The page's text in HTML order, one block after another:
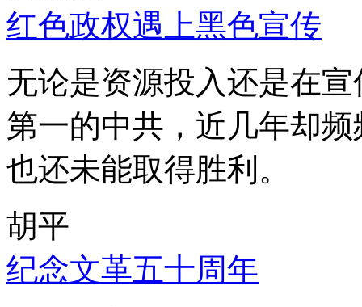
红色政权遇上黑色宣传
无论是资源投入还是在
第一的中共，近几年却
也还未能取得胜利。
胡平
纪念文革五十周年